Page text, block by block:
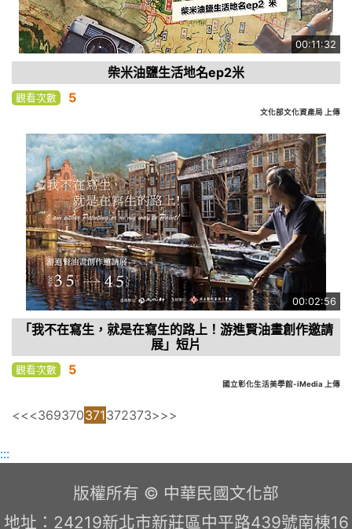
00:11:32
柴米油鹽生活地名ep2米
觀看次數 5
文化部文化資產局 上傳
00:02:56
「我不在寫生，就是在寫生的路上！游進賢油畫創作邀請
展」短片
觀看次數 5
國立彰化生活美學館-iMedia 上傳
<<<369370371372373>>>
:::
版權所有 © 中華民國文化部
地址：24219新北市新莊區中平路439號南棟16